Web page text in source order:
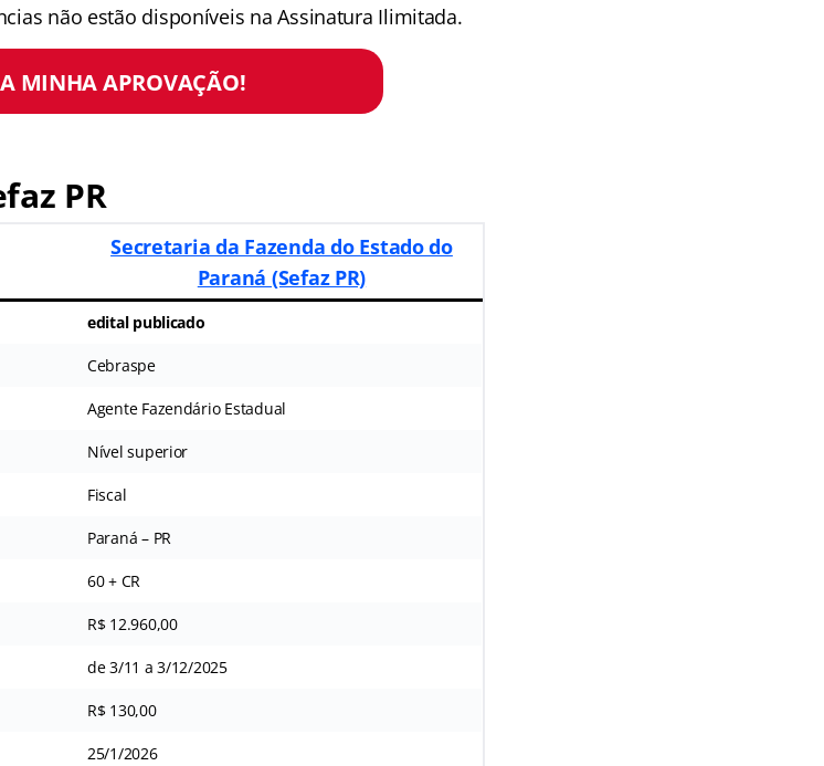
não estão disponíveis na Assinatura Ilimitada.
MINHA APROVAÇÃO!
PR
Secretaria da Fazenda do Estado do
Paraná (Sefaz PR)
edital publicado
Cebraspe
Agente Fazendário Estadual
Nível superior
Fiscal
Paraná – PR
60 + CR
R$ 12.960,00
de 3/11 a 3/12/2025
R$ 130,00
25/1/2026